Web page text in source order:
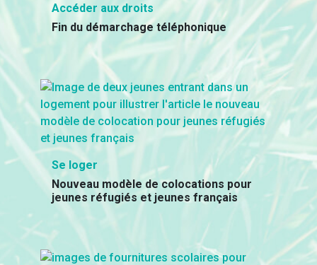
Accéder aux droits
Fin du démarchage téléphonique
Se loger
Nouveau modèle de colocations pour
jeunes réfugiés et jeunes français